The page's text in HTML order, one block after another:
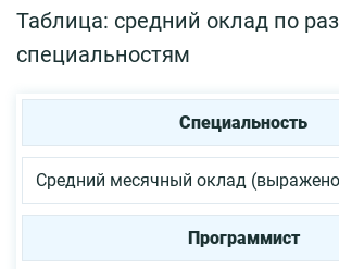
Таблица: средний оклад по
специальностям
Специальность
Средний месячный оклад
Программист